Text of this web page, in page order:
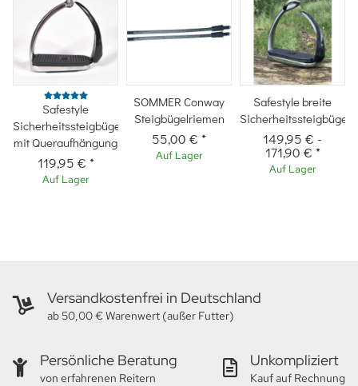
Safestyle
Sicherheitssteigbügel
mit Queraufhängung
119,95 € *
Auf Lager
SOMMER Conway
Steigbügelriemen
55,00 € *
Auf Lager
Safestyle breite
Sicherheitssteigbügel
149,95 € -
171,90 € *
Auf Lager
Versandkostenfrei in Deutschland
ab 50,00 € Warenwert (außer Futter)
Persönliche Beratung
von erfahrenen Reitern
Unkompliziert
Kauf auf Rechnung